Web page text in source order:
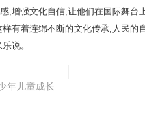
,增强文化自信,让他们在国际舞台
有着连绵不断的文化传承,人民的
说。
年儿童成长